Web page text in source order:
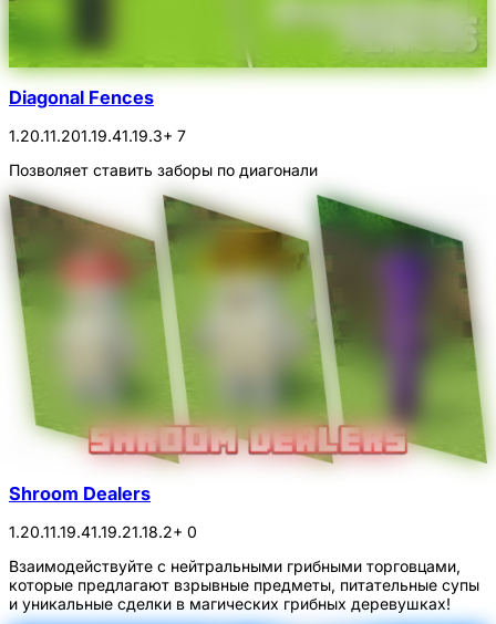
Diagonal Fences
1.20.11.201.19.41.19.3+ 7
Позволяет ставить заборы по диагонали
Shroom Dealers
1.20.11.19.41.19.21.18.2+ 0
Взаимодействуйте с нейтральными грибными торговцами,
которые предлагают взрывные предметы, питательные супы
и уникальные сделки в магических грибных деревушках!